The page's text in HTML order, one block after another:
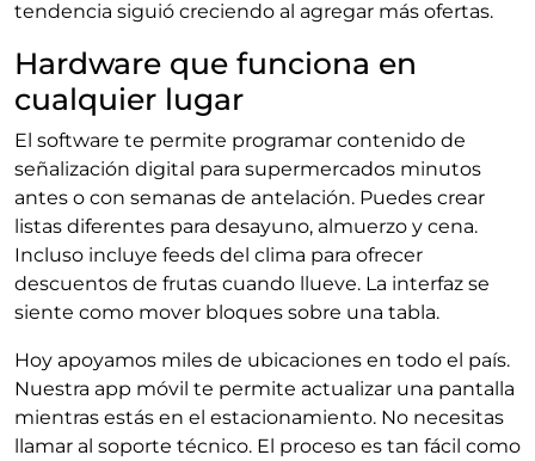
tendencia siguió creciendo al agregar más ofertas.
Hardware que funciona en
cualquier lugar
El software te permite programar contenido de
señalización digital para supermercados minutos
antes o con semanas de antelación. Puedes crear
listas diferentes para desayuno, almuerzo y cena.
Incluso incluye feeds del clima para ofrecer
descuentos de frutas cuando llueve. La interfaz se
siente como mover bloques sobre una tabla.
Hoy apoyamos miles de ubicaciones en todo el país.
Nuestra app móvil te permite actualizar una pantalla
mientras estás en el estacionamiento. No necesitas
llamar al soporte técnico. El proceso es tan fácil como